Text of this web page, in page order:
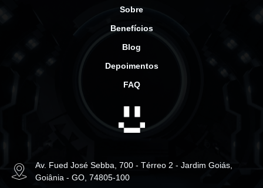
Av. Fued José Sebba, 700 - Térreo 2 - Jardim Goiás,
Goiânia - GO, 74805-100
Sobre
Benefícios
Blog
Depoimentos
FAQ